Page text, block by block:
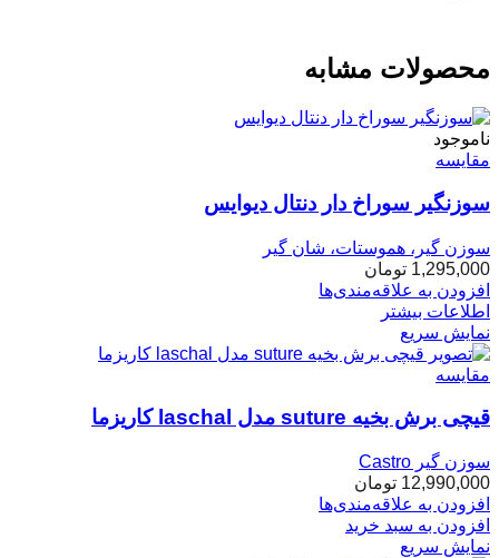
محصولات مشابه
ناموجود
مقایسه
سوزنگیر سوراخ دار دنتال دیوایس
سوزن گیر، هموستات، شان گیر
1,295,000 تومان
افزودن به علاقه‌مندی‌ها
اطلاعات بیشتر
نمایش سریع
مقایسه
قیچی برش بخیه suture مدل laschal کاریزما
سوزن گیر Castro
12,990,000 تومان
افزودن به علاقه‌مندی‌ها
افزودن به سبد خرید
نمایش سریع